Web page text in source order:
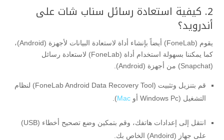
2. كيفية استعادة رسائل سناب شات على
أندرويد؟
يقوم (FoneLab) أيضاً بإنشاء أداة لاستعادة البيانات لأجهزة (Android)،
كما يمكننا بسهولة استخدام أداة (FoneLab) لاستعادة رسائل
(Snapchat) من أجهزة (Android).
قم بتنزيل وتثبيت (FoneLab Android Data Recovery Tool) لنظام
التشغيل (Windows Pc أو
Mac
).
انتقل إلى إعدادات هاتفك، وقم بتمكين وضع تصحيح أخطاء (USB)
على جهاز (Andoird) الخاص بك.